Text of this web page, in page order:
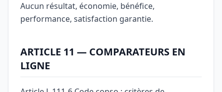
Aucun résultat, économie, bénéfice,
performance, satisfaction garantie.
ARTICLE 11 — COMPARATEURS EN
LIGNE